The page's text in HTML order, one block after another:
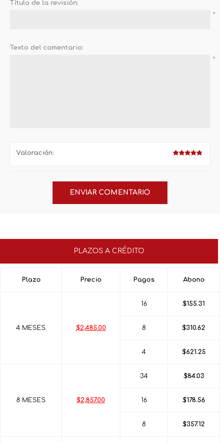
Título de la revisión:
*
Texto del comentario:
*
Valoración:
PLAZOS A CRÉDITO
Plazo Precio Pagos Abono
4 MESES $2,485.00
16 $155.31
8 $310.62
4 $621.25
8 MESES $2,857.00
34 $84.03
16 $178.56
8 $357.12